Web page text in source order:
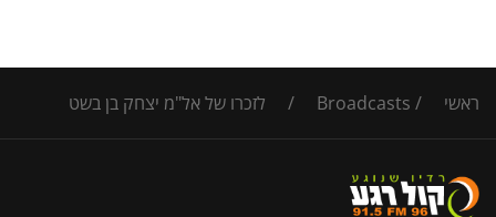
ראשי /
Broadcasts
/ לזכרו של אל"מ יצחק בן בשט